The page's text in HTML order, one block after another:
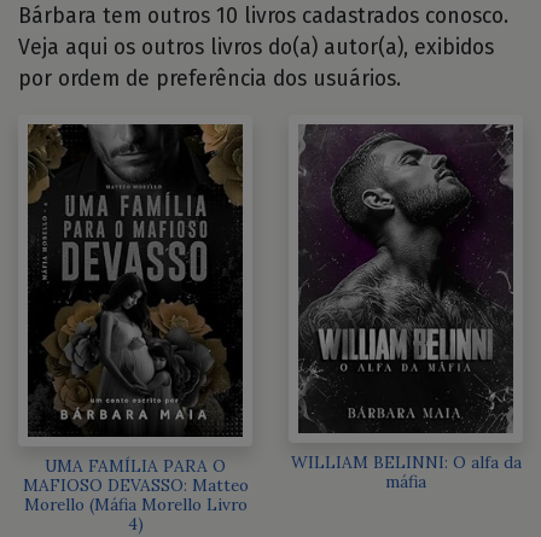
Bárbara tem outros 10 livros cadastrados conosco.
Veja aqui os outros livros do(a) autor(a), exibidos
por ordem de preferência dos usuários.
UMA FAMÍLIA PARA O
MAFIOSO DEVASSO: Matteo
Morello (Máfia Morello Livro
4)
WILLIAM BELINNI: O alfa da
máfia